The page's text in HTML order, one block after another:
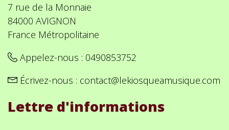
7 rue de la Monnaie
84000 AVIGNON
France Métropolitaine
Appelez-nous : 0490853752
Écrivez-nous : contact@lekiosqueamusique.com
Lettre d'informations